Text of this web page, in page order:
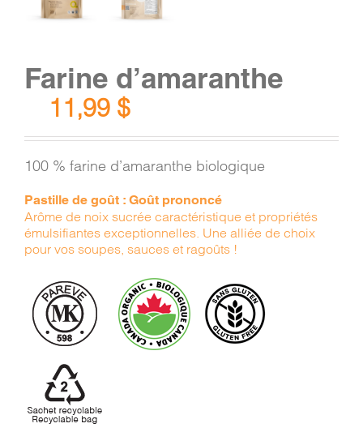
Farine d’amaranthe
11,99 $
100 % farine d’amaranthe biologique
Pastille de goût : Goût prononcé
Arôme de noix sucrée caractéristique et propriétés
émulsifiantes exceptionnelles. Une alliée de choix
pour vos soupes, sauces et ragoûts !